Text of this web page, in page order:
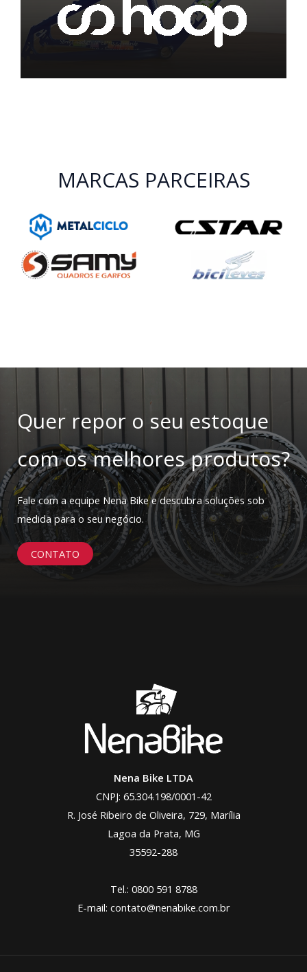
MARCAS PARCEIRAS
Quer repor o seu estoque
com os melhores produtos?
Fale com a equipe Nena Bike e descubra soluções sob
medida para o seu negócio.
CONTATO
Nena Bike LTDA
CNPJ: 65.304.198/0001-42
R. José Ribeiro de Oliveira, 729, Marília
Lagoa da Prata, MG
35592-288
Tel.: 0800 591 8788
E-mail: contato@nenabike.com.br